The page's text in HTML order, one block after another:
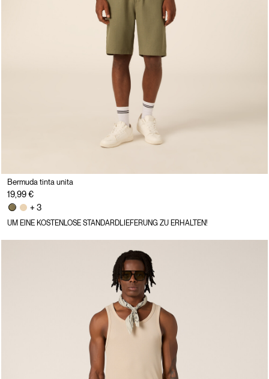
Bermuda tinta unita
19,99 €
+ 3
UM EINE KOSTENLOSE STANDARDLIEFERUNG ZU ERHALTEN!